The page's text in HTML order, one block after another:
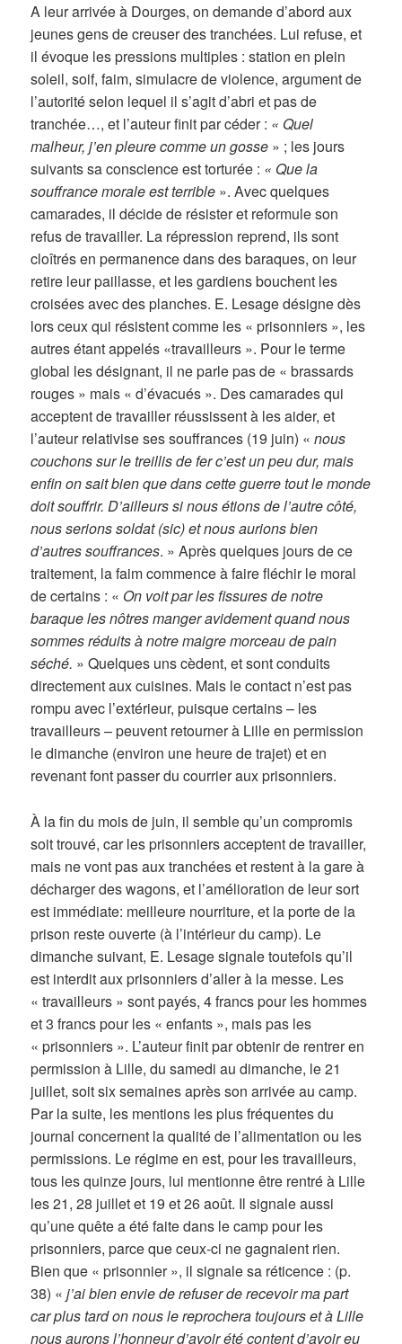
A leur arrivée à Dourges, on demande d’abord aux
jeunes gens de creuser des tranchées. Lui refuse, et
il évoque les pressions multiples : station en plein
soleil, soif, faim, simulacre de violence, argument de
l’autorité selon lequel il s’agit d’abri et pas de
tranchée…, et l’auteur finit par céder : « Quel
malheur, j’en pleure comme un gosse » ; les jours
suivants sa conscience est torturée : « Que la
souffrance morale est terrible ». Avec quelques
camarades, il décide de résister et reformule son
refus de travailler. La répression reprend, ils sont
cloîtrés en permanence dans des baraques, on leur
retire leur paillasse, et les gardiens bouchent les
croisées avec des planches. E. Lesage désigne dès
lors ceux qui résistent comme les « prisonniers », les
autres étant appelés «travailleurs ». Pour le terme
global les désignant, il ne parle pas de « brassards
rouges » mais « d’évacués ». Des camarades qui
acceptent de travailler réussissent à les aider, et
l’auteur relativise ses souffrances (19 juin) «nous
couchons sur le treillis de fer c’est un peu dur, mais
enfin on sait bien que dans cette guerre tout le monde
doit souffrir. D’ailleurs si nous étions de l’autre côté,
nous serions soldat (sic) et nous aurions bien
d’autres souffrances. » Après quelques jours de ce
traitement, la faim commence à faire fléchir le moral
de certains : « On voit par les fissures de notre
baraque les nôtres manger avidement quand nous
sommes réduits à notre maigre morceau de pain
séché. » Quelques uns cèdent, et sont conduits
directement aux cuisines. Mais le contact n’est pas
rompu avec l’extérieur, puisque certains – les
travailleurs – peuvent retourner à Lille en permission
le dimanche (environ une heure de trajet) et en
revenant font passer du courrier aux prisonniers.
À la fin du mois de juin, il semble qu’un compromis
soit trouvé, car les prisonniers acceptent de travailler,
mais ne vont pas aux tranchées et restent à la gare à
décharger des wagons, et l’amélioration de leur sort
est immédiate: meilleure nourriture, et la porte de la
prison reste ouverte (à l’intérieur du camp). Le
dimanche suivant, E. Lesage signale toutefois qu’il
est interdit aux prisonniers d’aller à la messe. Les
« travailleurs » sont payés, 4 francs pour les hommes
et 3 francs pour les « enfants », mais pas les
« prisonniers ». L’auteur finit par obtenir de rentrer en
permission à Lille, du samedi au dimanche, le 21
juillet, soit six semaines après son arrivée au camp.
Par la suite, les mentions les plus fréquentes du
journal concernent la qualité de l’alimentation ou les
permissions. Le régime en est, pour les travailleurs,
tous les quinze jours, lui mentionne être rentré à Lille
les 21, 28 juillet et 19 et 26 août. Il signale aussi
qu’une quête a été faite dans le camp pour les
prisonniers, parce que ceux-ci ne gagnaient rien.
Bien que « prisonnier », il signale sa réticence : (p.
38) «j’ai bien envie de refuser de recevoir ma part
car plus tard on nous le reprochera toujours et à Lille
nous aurons l’honneur d’avoir été content d’avoir eu